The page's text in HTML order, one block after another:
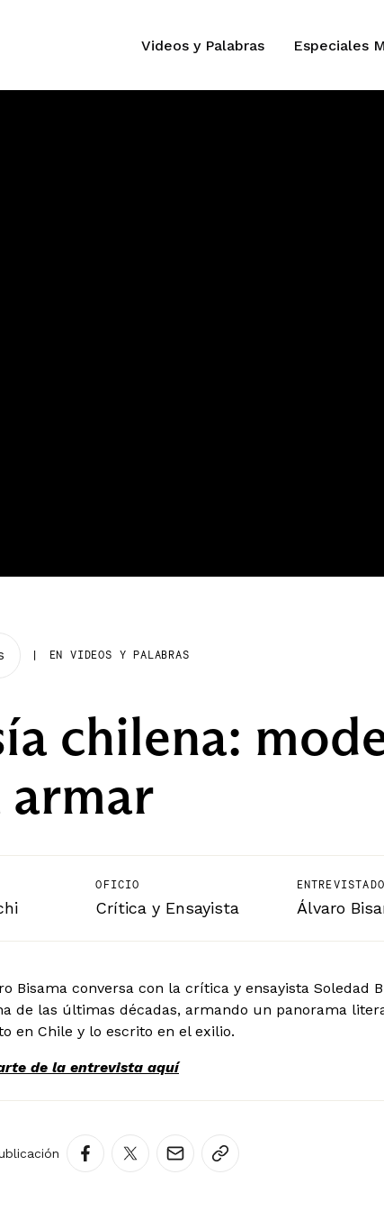
Videos y Palabras Especiales
| EN VIDEOS Y PALABRAS
chilena:
armar
OFICIO
Crítica y Ensayista Álvaro
Bisama conversa con la crítica y ensayista Soledad
de las últimas décadas, armando un panorama
en Chile y lo escrito en el exilio.
de la entrevista aquí